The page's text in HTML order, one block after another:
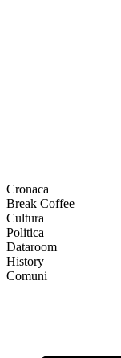
Cronaca
Break Coffee
Cultura
Politica
Dataroom
History
Comuni